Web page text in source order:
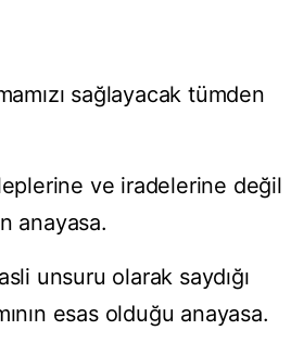
sağlayacak tümden
ve iradelerine değil
anayasa.
unsuru olarak saydığı
esas olduğu anayasa.